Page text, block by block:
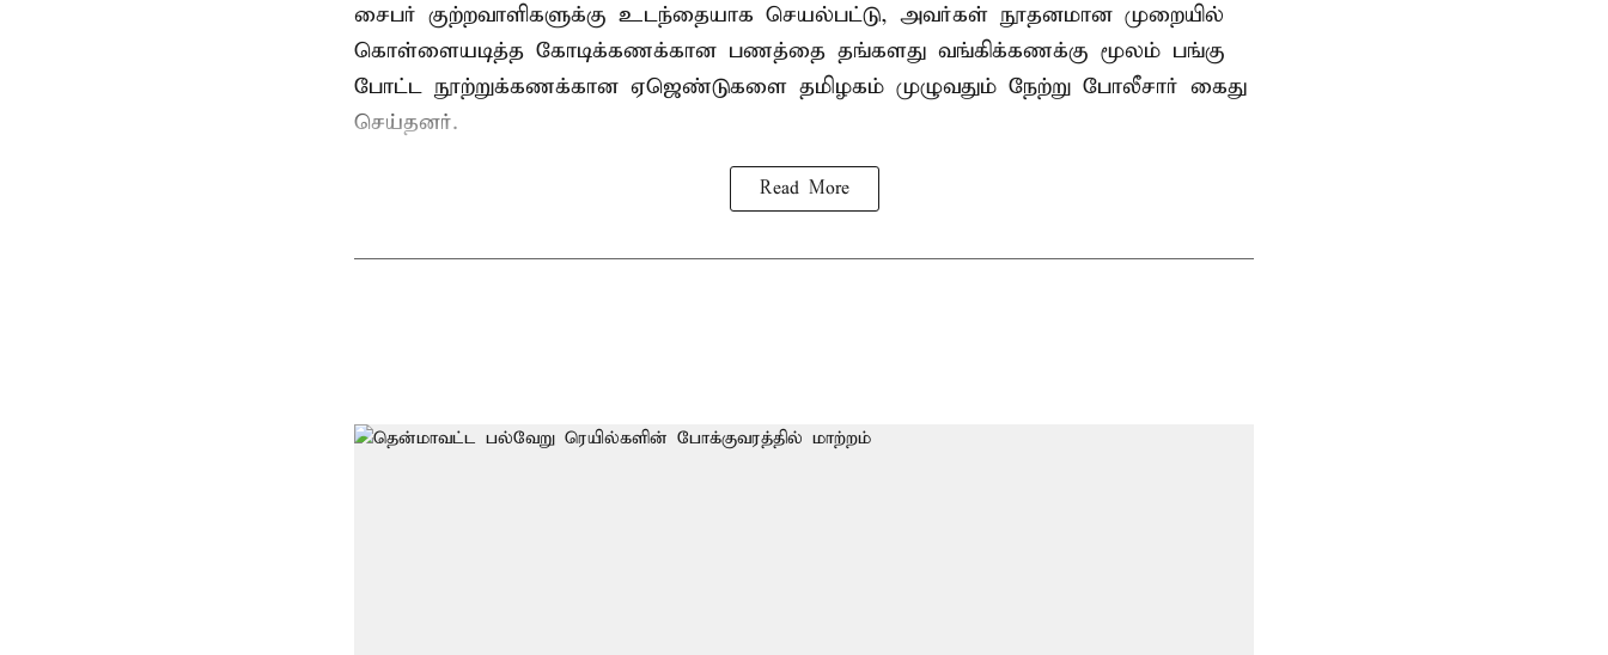
சைபர் குற்றவாளிகளுக்கு உடந்தையாக செயல்பட்டு, அவர்கள் நூதனமான முறையில்
கொள்ளையடித்த கோடிக்கணக்கான பணத்தை தங்களது வங்கிக்கணக்கு மூலம் பங்கு
போட்ட நூற்றுக்கணக்கான ஏஜெண்டுகளை தமிழகம் முழுவதும் நேற்று போலீசார் கைது
செய்தனர்.
Read More